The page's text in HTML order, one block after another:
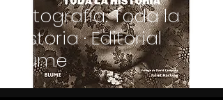
Fotografía. Toda la
historia · Editorial
Blume